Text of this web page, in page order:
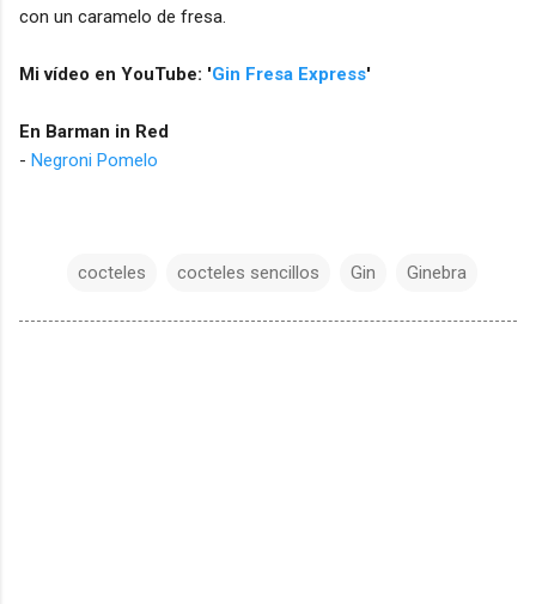
con un caramelo de fresa.
Mi vídeo en YouTube: 'Gin Fresa Express'
En Barman in Red
- Negroni Pomelo
cocteles cocteles sencillos Gin Ginebra